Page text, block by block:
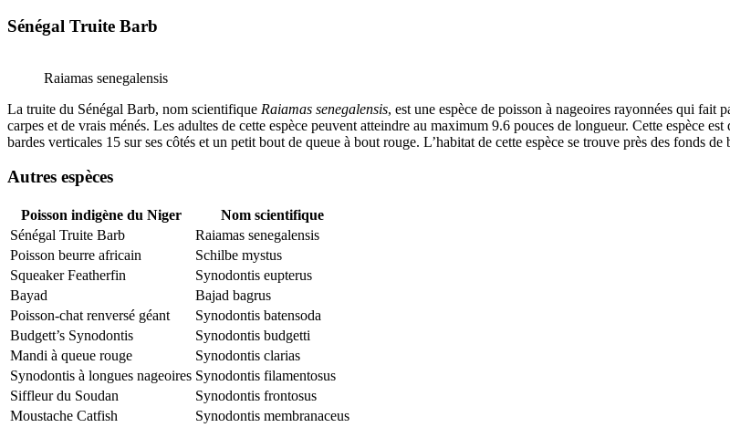
Sénégal Truite Barb
Raiamas senegalensis
La truite du Sénégal Barb, nom scientifique Raiamas senegalensis, est une espèce de poisson à nageoires rayonnées qui fait
carpes et de vrais ménés. Les adultes de cette espèce peuvent atteindre au maximum 9.6 pouces de longueur. Cette espèce
bardes verticales 15 sur ses côtés et un petit bout de queue à bout rouge. L’habitat de cette espèce se trouve près des fonds
Autres espèces
Poisson indigène du Niger
Nom scientifique
Sénégal Truite Barb
Raiamas senegalensis
Poisson beurre africain
Schilbe mystus
Squeaker Featherfin
Synodontis eupterus
Bayad
Bajad bagrus
Poisson-chat renversé géant
Synodontis batensoda
Budgett’s Synodontis
Synodontis budgetti
Mandi à queue rouge
Synodontis clarias
Synodontis à longues nageoires Synodontis filamentosus
Siffleur du Soudan
Synodontis frontosus
Moustache Catfish
Synodontis membranaceus